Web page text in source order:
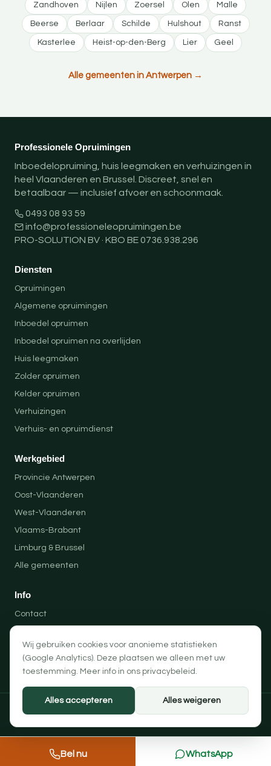
Zandhoven Nijlen Zoersel Olen Malle
Beerse Berlaar Schilde Hulshout Ranst
Kasterlee Heist-op-den-Berg Lier Geel
Alle gemeenten in Antwerpen →
Professionele Opruimingen
Inboedelopruiming, huis leegmaken en verhuizingen in
heel Vlaanderen en Brussel. Discreet, snel en
betaalbaar — inclusief afvoer en schoonmaak.
0493 08 93 59
info@professioneleopruimingen.be
PRO-SOLUTION BV · KBO BE 0736.938.296
Diensten
Opruimingen
Algemene opruimingen
Inboedel opruimen
Inboedel opruimen na overlijden
Huis leegmaken
Zolder opruimen
Kelder opruimen
Verhuizingen
Verhuis- en opruimdienst
Werkgebied
Provincie Antwerpen
Oost-Vlaanderen
West-Vlaanderen
Vlaams-Brabant
Limburg & Brussel
Alle gemeenten
Info
Contact
Privacybeleid
Algemene voorwaarden
Bel nu WhatsApp
Wij gebruiken cookies voor anonieme statistieken
(Google Analytics). Deze plaatsen we alleen met uw
toestemming. Meer info in ons privacybeleid .
Alles accepteren Alles weigeren